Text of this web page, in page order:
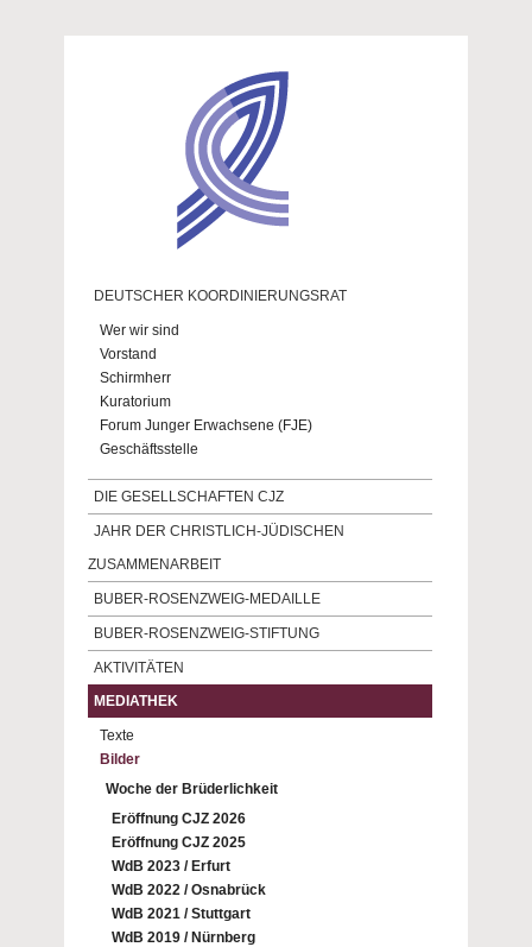
DEUTSCHER KOORDINIERUNGSRAT
Wer wir sind
Vorstand
Schirmherr
Kuratorium
Forum Junger Erwachsene (FJE)
Geschäftsstelle
DIE GESELLSCHAFTEN CJZ
JAHR DER CHRISTLICH-JÜDISCHEN
ZUSAMMENARBEIT
BUBER-ROSENZWEIG-MEDAILLE
BUBER-ROSENZWEIG-STIFTUNG
AKTIVITÄTEN
MEDIATHEK
Texte
Bilder
Woche der Brüderlichkeit
Eröffnung CJZ 2026
Eröffnung CJZ 2025
WdB 2023 / Erfurt
WdB 2022 / Osnabrück
WdB 2021 / Stuttgart
WdB 2019 / Nürnberg